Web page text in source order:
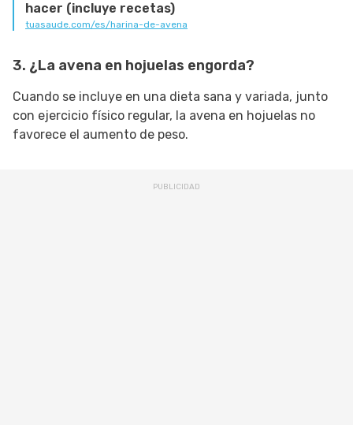
hacer (incluye recetas)
tuasaude.com/es/harina-de-avena
3. ¿La avena en hojuelas engorda?
Cuando se incluye en una dieta sana y variada, junto
con ejercicio físico regular, la avena en hojuelas no
favorece el aumento de peso.